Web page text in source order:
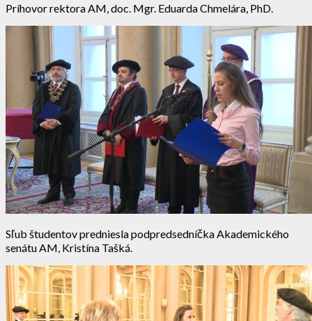
Príhovor rektora AM, doc. Mgr. Eduarda Chmelára, PhD.
Sľub študentov predniesla podpredsedníčka Akademického
senátu AM, Kristína Tašká.